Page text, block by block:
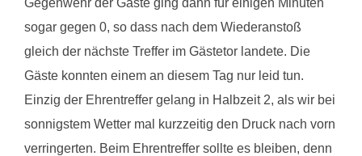
Gegenwehr der Gäste ging dann für einigen Minuten
sogar gegen 0, so dass nach dem Wiederanstoß
gleich der nächste Treffer im Gästetor landete. Die
Gäste konnten einem an diesem Tag nur leid tun.
Einzig der Ehrentreffer gelang in Halbzeit 2, als wir bei
sonnigstem Wetter mal kurzzeitig den Druck nach vorn
verringerten. Beim Ehrentreffer sollte es bleiben, denn